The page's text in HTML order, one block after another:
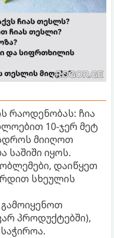
რაოდენობას: ჩია
10-ჯერ მეტ
მიიღოთ
საშიში იყოს.
დაიწყეთ
სხეულის
პროდუქტებში),